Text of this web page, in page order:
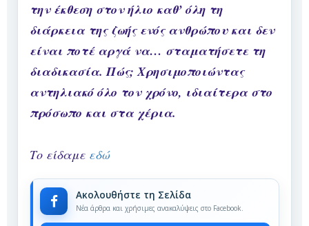
την έκθεση στον ήλιο καθ’ όλη τη
διάρκεια της ζωής ενός ανθρώπου και δεν
είναι ποτέ αργά να… σταματήσετε τη
διαδικασία. Πώς; Χρησιμοποιώντας
αντηλιακό όλο τον χρόνο, ιδιαίτερα στο
πρόσωπο και στα χέρια.
Το είδαμε εδώ
Ακολουθήστε τη Σελίδα
Νέα άρθρα και χρήσιμες ανακαλύψεις στο Facebook.